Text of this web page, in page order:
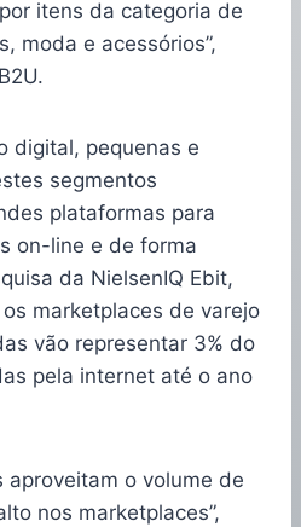
itens da categoria de
moda e acessórios”,
digital, pequenas e
segmentos
plataformas para
on-line e de forma
da NielsenIQ Ebit,
marketplaces de varejo
vão representar 3% do
pela internet até o ano
aproveitam o volume de
nos marketplaces”,